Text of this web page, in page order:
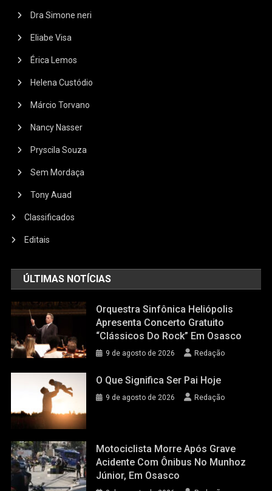
Dra Simone neri
Eliabe Visa
Érica Lemos
Helena Custódio
Márcio Torvano
Nancy Nasser
Pryscila Souza
Sem Mordaça
Tony Auad
Classificados
Editais
ÚLTIMAS NOTÍCIAS
Orquestra Sinfônica Heliópolis
Apresenta Concerto Gratuito
“Clássicos Do Rock” Em Osasco
9 de agosto de 2026 Redação
O Que Significa Ser Pai Hoje
9 de agosto de 2026 Redação
Motociclista Morre Após Grave
Acidente Com Ônibus No Munhoz
Júnior, Em Osasco